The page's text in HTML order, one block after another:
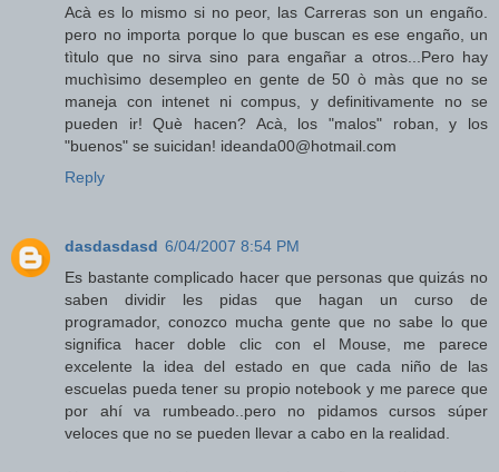
Acà es lo mismo si no peor, las Carreras son un engaño.
pero no importa porque lo que buscan es ese engaño, un
tìtulo que no sirva sino para engañar a otros...Pero hay
muchìsimo desempleo en gente de 50 ò màs que no se
maneja con intenet ni compus, y definitivamente no se
pueden ir! Què hacen? Acà, los "malos" roban, y los
"buenos" se suicidan! ideanda00@hotmail.com
Reply
dasdasdasd 6/04/2007 8:54 PM
Es bastante complicado hacer que personas que quizás no
saben dividir les pidas que hagan un curso de
programador, conozco mucha gente que no sabe lo que
significa hacer doble clic con el Mouse, me parece
excelente la idea del estado en que cada niño de las
escuelas pueda tener su propio notebook y me parece que
por ahí va rumbeado..pero no pidamos cursos súper
veloces que no se pueden llevar a cabo en la realidad.